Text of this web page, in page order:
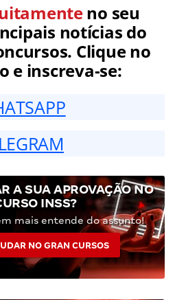
no seu
notícias do
Clique no
e inscreva-se:
A SUA APROVAÇÃO NO
INSS?
mais entende do assunto!
NO GRAN CURSOS